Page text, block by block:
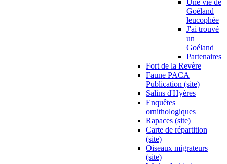
Une vie de
Goéland
leucophée
J'ai trouvé
un
Goéland
Partenaires
Fort de la Revère
Faune PACA
Publication (site)
Salins d'Hyères
Enquêtes
ornithologiques
Rapaces (site)
Carte de répartition
(site)
Oiseaux migrateurs
(site)